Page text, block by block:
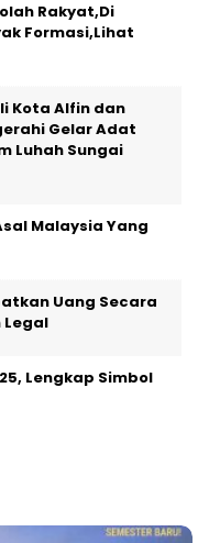
Rakyat,Di
Formasi,Lihat
Kota Alfin dan
Gelar Adat
Luhah Sungai
Malaysia Yang
Uang Secara
Legal
Lengkap Simbol